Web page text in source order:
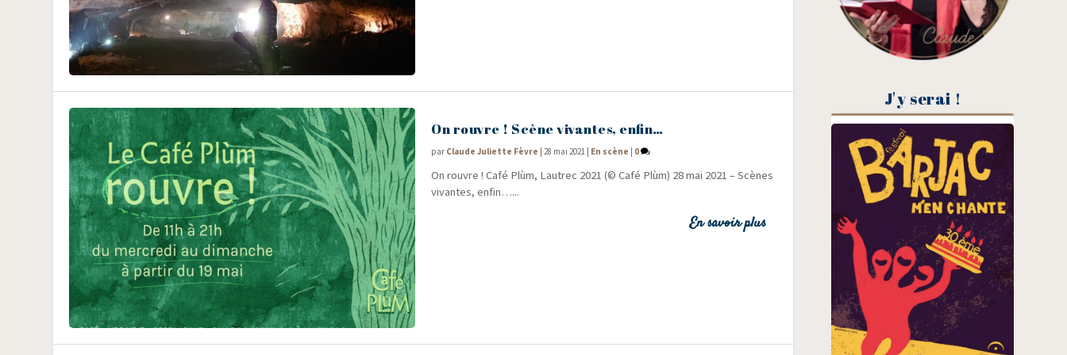
On rouvre ! Scène vivantes, enfin…
par Claude Juliette Fèvre |28 mai 2021 En scène 0
On rouvre ! Café Plùm, Lau­trec 2021 (© Café Plùm) 28 mai 2021 – Scènes
vivantes, enfin…...
En savoir plus
J'y serai !